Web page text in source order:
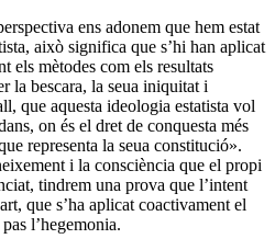
ens adonem que hem estat
això significa que s’hi han aplicat
els mètodes com els resultats
la bescara, la seua iniquitat i
que aquesta ideologia estatista vol
on és el dret de conquesta més
representa la seua constitució».
i la consciència que el propi
tindrem una prova que l’intent
que s’ha aplicat coactivament el
l’hegemonia.